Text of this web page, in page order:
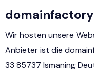
Wir hosten unsere
Anbieter ist die
33 85737 Ismaning